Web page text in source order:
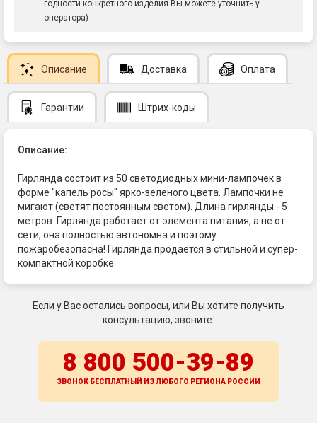
годности конкретного изделия Вы можете уточнить у
оператора)
Описание Доставка Оплата
Гарантии Штрих-коды
Описание:
Гирлянда состоит из 50 светодиодных мини-лампочек в
форме "капель росы" ярко-зеленого цвета. Лампочки не
мигают (светят постоянным светом). Длина гирлянды - 5
метров. Гирлянда работает от элемента питания, а не от
сети, она полностью автономна и поэтому
пожаробезопасна! Гирлянда продается в стильной и супер-
компактной коробке.
Если у Вас остались вопросы, или Вы хотите получить
консультацию, звоните:
8 800 500-39-89
ЗВОНОК БЕСПЛАТНЫЙ ИЗ ЛЮБОГО РЕГИОНА РОССИИ